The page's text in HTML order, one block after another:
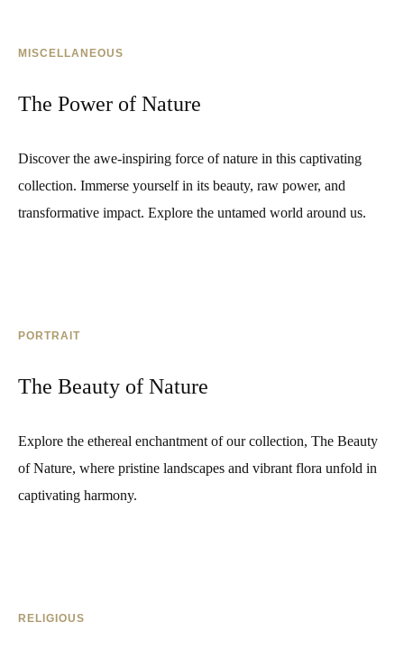
MISCELLANEOUS
The Power of Nature
Discover the awe-inspiring force of nature in this captivating
collection. Immerse yourself in its beauty, raw power, and
transformative impact. Explore the untamed world around us.
PORTRAIT
The Beauty of Nature
Explore the ethereal enchantment of our collection, The Beauty
of Nature, where pristine landscapes and vibrant flora unfold in
captivating harmony.
RELIGIOUS